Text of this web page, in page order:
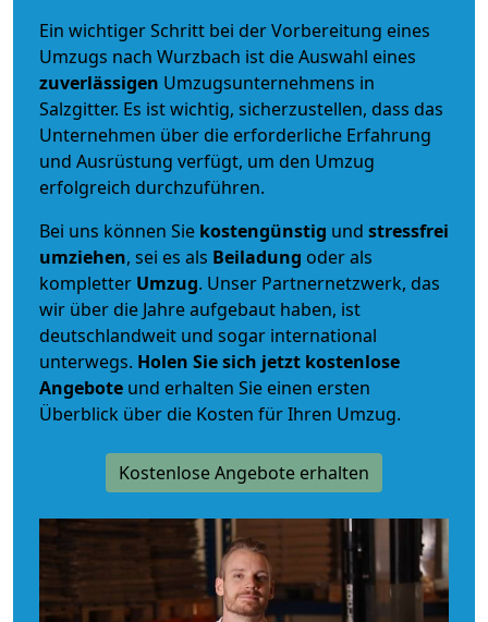
Ein wichtiger Schritt bei der Vorbereitung eines
Umzugs nach Wurzbach ist die Auswahl eines
zuverlässigen Umzugsunternehmens in
Salzgitter. Es ist wichtig, sicherzustellen, dass das
Unternehmen über die erforderliche Erfahrung
und Ausrüstung verfügt, um den Umzug
erfolgreich durchzuführen.
Bei uns können Sie kostengünstig und stressfrei
umziehen, sei es als Beiladung oder als
kompletter Umzug. Unser Partnernetzwerk, das
wir über die Jahre aufgebaut haben, ist
deutschlandweit und sogar international
unterwegs. Holen Sie sich jetzt kostenlose
Angebote und erhalten Sie einen ersten
Überblick über die Kosten für Ihren Umzug.
Kostenlose Angebote erhalten